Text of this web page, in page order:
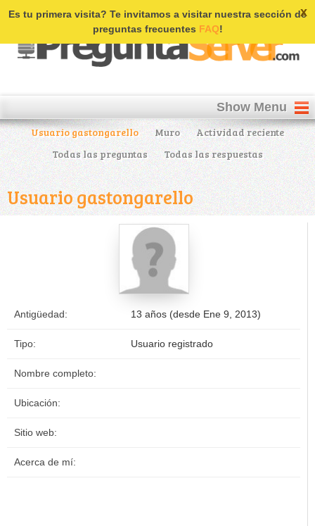
Login | Register
Es tu primera visita? Te invitamos a visitar nuestra sección de
preguntas frecuentes FAQ!
x
Show Menu
Usuario gastongarello Muro
Actividad reciente
Todas las preguntas
Todas las respuestas
Usuario gastongarello
Antigüedad: 13 años (desde Ene 9, 2013)
Tipo: Usuario registrado
Nombre completo:
Ubicación:
Sitio web:
Acerca de mí: